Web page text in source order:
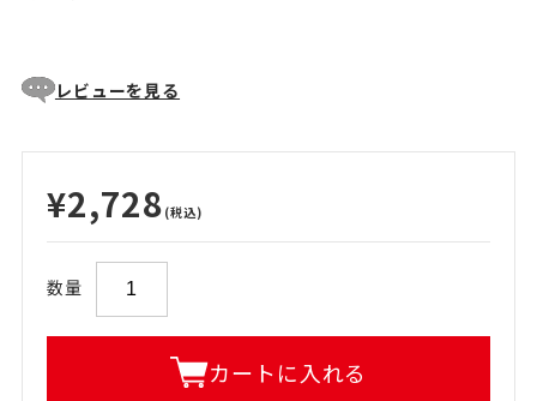
レビューを見る
¥2,728 (税込)
数量
カートに入れる